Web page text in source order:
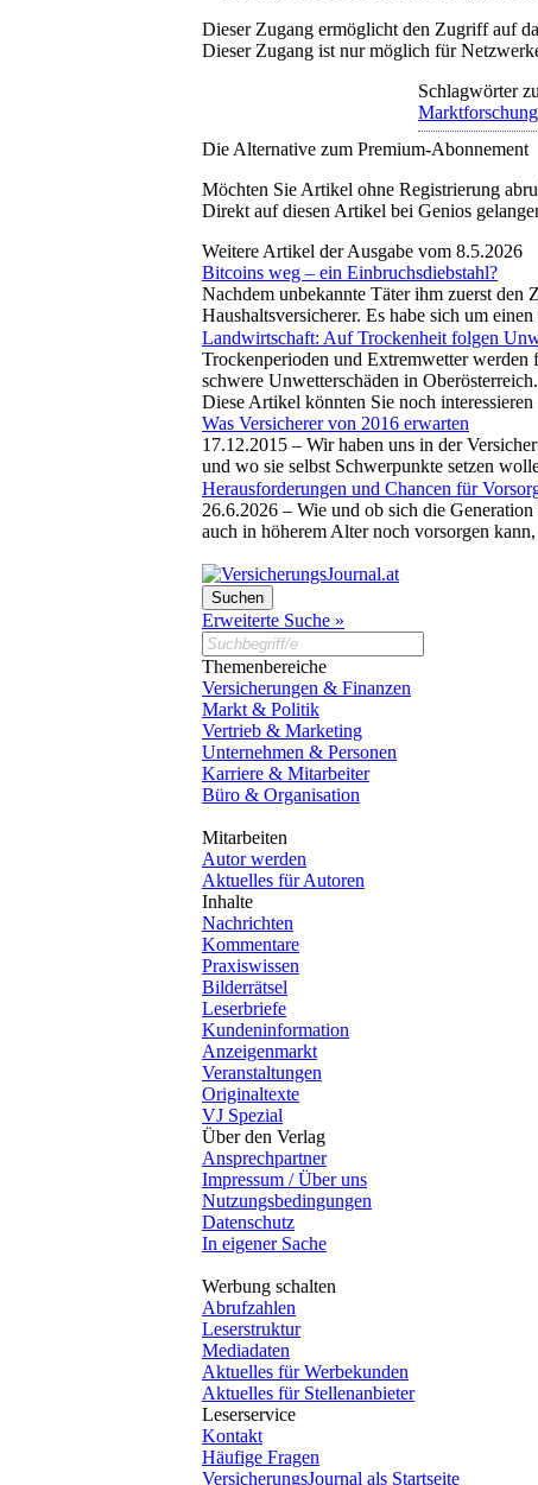
Dieser Zugang ermöglicht den Zugriff auf
Dieser Zugang ist nur möglich für
Schlagwörter
Marktforschung
Die Alternative zum Premium-Abonnement
Möchten Sie Artikel ohne Registrierung
Direkt auf diesen Artikel bei Genios
Weitere Artikel der Ausgabe vom 8.5.2026
Bitcoins weg – ein Einbruchsdiebstahl?
Nachdem unbekannte Täter ihm zuerst den
Haushaltsversicherer. Es habe sich um
Landwirtschaft: Auf Trockenheit folgen
Trockenperioden und Extremwetter werden
schwere Unwetterschäden in
Diese Artikel könnten Sie noch interessieren
Was Versicherer von 2016 erwarten
17.12.2015 – Wir haben uns in der
und wo sie selbst Schwerpunkte setzen
Herausforderungen und Chancen für
26.6.2026 – Wie und ob sich die
auch in höherem Alter noch vorsorgen
Erweiterte Suche »
Themenbereiche
Versicherungen & Finanzen
Markt & Politik
Vertrieb & Marketing
Unternehmen & Personen
Karriere & Mitarbeiter
Büro & Organisation
Mitarbeiten
Autor werden
Aktuelles für Autoren
Inhalte
Nachrichten
Kommentare
Praxiswissen
Bilderrätsel
Leserbriefe
Kundeninformation
Anzeigenmarkt
Veranstaltungen
Originaltexte
VJ Spezial
Über den Verlag
Ansprechpartner
Impressum / Über uns
Nutzungsbedingungen
Datenschutz
In eigener Sache
Werbung schalten
Abrufzahlen
Leserstruktur
Mediadaten
Aktuelles für Werbekunden
Aktuelles für Stellenanbieter
Leserservice
Kontakt
Häufige Fragen
VersicherungsJournal als Startseite